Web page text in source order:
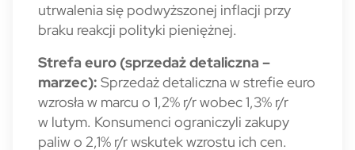
utrwalenia się podwyższonej inflacji przy
braku reakcji polityki pieniężnej.
Strefa euro (sprzedaż detaliczna –
marzec): Sprzedaż detaliczna w strefie euro
wzrosła w marcu o 1,2% r/r wobec 1,3% r/r
w lutym. Konsumenci ograniczyli zakupy
paliw o 2,1% r/r wskutek wzrostu ich cen.